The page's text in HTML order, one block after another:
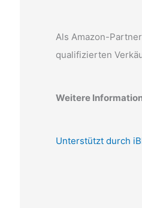
Als Amazon-
qualifizierten
Weitere
Unterstützt durch